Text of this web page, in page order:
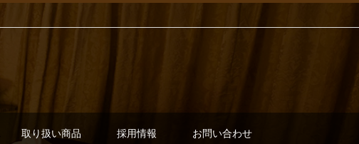
取り扱い商品 採用情報 お問い合わせ